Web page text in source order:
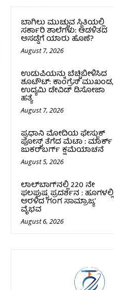
ಬಾಗಿಲು ಮುಚ್ಚುವ ಸ್ಥಿತಿಯಲ್ಲಿ
ಸರ್ಕಾರಿ ಶಾಲೆಗಳು: ಆಡಳಿತದ
ಅಸಡ್ಡೆಗೆ ಯಾರು ಹೊಣೆ?
August 7, 2026
ಉಡುಪಿಯನ್ನು ಬೆಚ್ಚಿಬೀಳಿಸಿದ
ಶೂಟೌಟ್‌: ಕಾಂಗ್ರೆಸ್‌ ಮುಖಂಡ,
ಉದ್ಯಮಿ ಡೇವಿಡ್ ಡಿಸೋಜಾ
ಹತ್ಯೆ
August 7, 2026
ಪ್ರಧಾನಿ ಮೋದಿಯ ಫೇಸ್ಬುಕ್‌
ಪೋಸ್ಟ್‌ ತೆಗೆದ ಮೆಟಾ : ಮಾರ್ಕ್
ಜುಕರ್‌ಬರ್ಗ್ ಕ್ಷಮೆಯಾಚನೆ
August 5, 2026
ಲಾಲ್‍ಬಾಗ್‍ನಲ್ಲಿ 220 ನೇ
ಫಲಪುಷ್ಪ ಪ್ರದರ್ಶನ : ಹೂಗಳಲ್ಲಿ
ಅರಳಿದ ‘ಗಂಗ ಸಾಮ್ರಾಜ್ಯ’
ವೈಭವ
August 6, 2026